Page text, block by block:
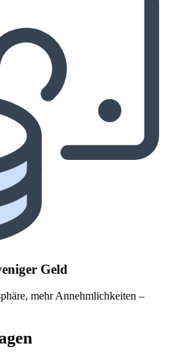
Geld
mehr Annehmlichkeiten –